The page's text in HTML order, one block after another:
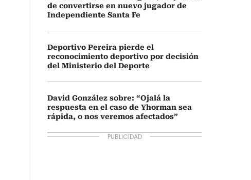
de convertirse en nuevo jugador de
Independiente Santa Fe
Deportivo Pereira pierde el
reconocimiento deportivo por decisión
del Ministerio del Deporte
David González sobre: “Ojalá la
respuesta en el caso de Yhorman sea
rápida, o nos veremos afectados”